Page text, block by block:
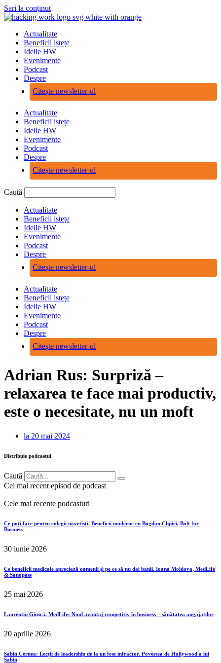
Sari la conținut
Actualitate
Beneficii istețe
Ideile HW
Evenimente
Podcast
Despre
Citește newsletter-ul
Actualitate
Beneficii istețe
Ideile HW
Evenimente
Podcast
Despre
Citește newsletter-ul
Caută
Actualitate
Beneficii istețe
Ideile HW
Evenimente
Podcast
Despre
Citește newsletter-ul
Actualitate
Beneficii istețe
Ideile HW
Evenimente
Podcast
Despre
Citește newsletter-ul
Adrian Rus: Surpriză –
relaxarea te face mai productiv,
este o necesitate, nu un moft
la 20 mai 2024
Distribuie podcastul
Caută
Cel mai recent episod de podcast
Cele mai recente podcasturi
Ce poți face pentru colegii navetiști. Beneficii moderne cu Bogdan Clipici, Bolt for
Business
30 iunie 2026
Ce beneficii medicale apreciază oamenii și pe ce să nu dai banii. Ioana Moldova, MedLife
& Sanopass
25 mai 2026
Laurențiu Giușcă, MedLife: Noul avantaj competitiv în business – sănătatea angajaților
20 aprilie 2026
Sabin Cernea: Lecții de leadership de la un fost infractor. Povestea de Hollywood a lui
Sabin